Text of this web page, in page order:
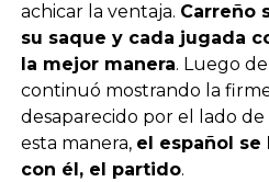
achicar la ventaja. Carreño
su saque y cada jugada
la mejor manera. Luego
continuó mostrando la
desaparecido por el lado
esta manera, el español se
con él, el partido.